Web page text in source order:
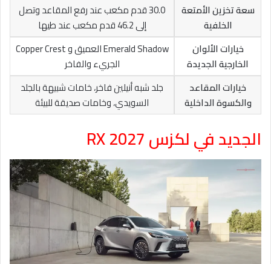
سعة تخزين الأمتعة
الخلفية
30.0 قدم مكعب عند رفع المقاعد وتصل
إلى 46.2 قدم مكعب عند طيها
خيارات الألوان
الخارجية الجديدة
Emerald Shadow العميق و Copper Crest
الجريء والفاخر
خيارات المقاعد
والكسوة الداخلية
جلد شبه أنيلين فاخر، خامات شبيهة بالجلد
السويدي، وخامات صديقة للبيئة
الجديد في لكزس RX 2027